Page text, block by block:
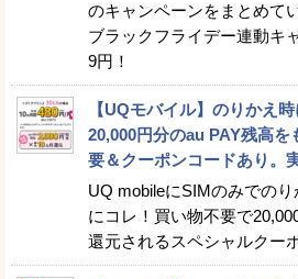
のキャンペーンをまとめて
ブラックフライデー連動キ
9円！
【UQモバイル】のりかえ
20,000円分のau PAY残高
要＆クーポンコードあり。
UQ mobileにSIMのみでの
にコレ！買い物不要で
還元されるスペシャルクー